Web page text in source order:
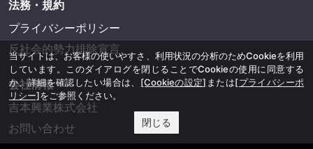
法務・規約
プライバシーポリシー
反社会的勢力排除宣言
会社情報
吉本興業株式会社
お問い合わせ
当サイトは、お客様の使いやすさ、利用状況の分析のためCookieを利用
しています。このダイアログを閉じることでCookieの使用に同意する
か、詳細を確認したい場合は、 [Cookieの設定] または[プライバシーポ
リシー]をご参照ください。
閉じる